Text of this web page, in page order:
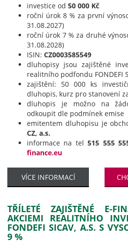
investice od 50 000 Kč
roční úrok 8 % za první
31.08.2027)
roční úrok 7 % za druhé
31.08.2028)
ISIN: CZ0003585549
dluhopisy jsou zajištěné
realitního podfondu FONDEFI
zajištění: 50 000 ks
dluhopis, kurz pro stanovení
dluhopis je možno na
odkoupit dle podmínek emise
emitentem dluhopisu je
CZ, a.s.
informace na tel515 555
finance.eu
VÍCE INFORMACÍ
TŘÍLETÉ ZAJIŠTĚNÉ E-
AKCIEMI REALITNÍHO
FONDEFI SICAV, A.S. S
9 %